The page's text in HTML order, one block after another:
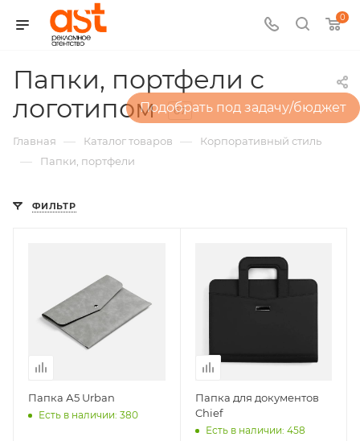
0
Подобрать под задачу/бюджет
Папки, портфели с
логотипом
67
Главная — Каталог товаров — Корпоративный стиль
— Папки, портфели
ФИЛЬТР
Папка А5 Urban
Есть в наличии: 380
Папка для документов
Chief
Есть в наличии: 458